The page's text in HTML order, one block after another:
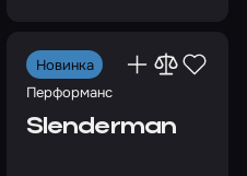
Новинка
Перформанс
Slenderman